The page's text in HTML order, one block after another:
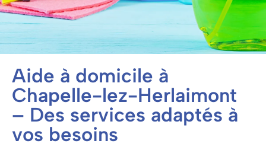
Aide à domicile à
Chapelle-lez-Herlaimont
– Des services adaptés à
vos besoins